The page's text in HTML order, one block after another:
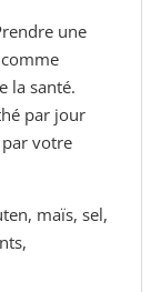
une
la santé.
par jour
votre
maïs, sel,